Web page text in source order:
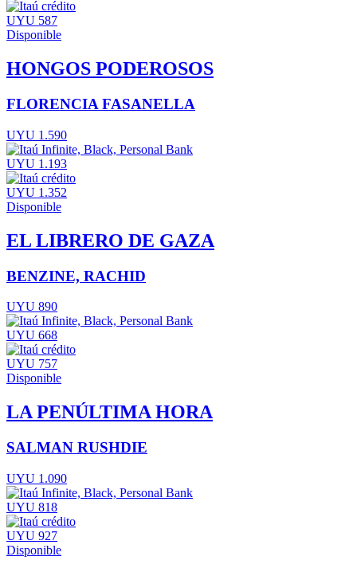
UYU 587
Disponible
HONGOS PODEROSOS
FLORENCIA FASANELLA
UYU 1.590
UYU 1.193
UYU 1.352
Disponible
EL LIBRERO DE GAZA
BENZINE, RACHID
UYU 890
UYU 668
UYU 757
Disponible
LA PENÚLTIMA HORA
SALMAN RUSHDIE
UYU 1.090
UYU 818
UYU 927
Disponible